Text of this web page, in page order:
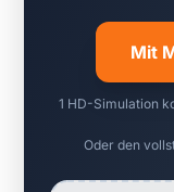
Mit
1 HD-Simulation
Oder den